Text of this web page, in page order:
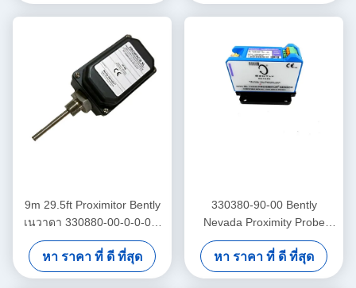
9m 29.5ft Proximitor Bently
เนวาดา 330880-00-0-0-03-
02 PROXPAC การประกอบตัว
แปลงความใกล้ชิด
หา ราคา ที่ ดี ที่สุด
330380-90-00 Bently
Nevada Proximity Probe
3300 XL เครื่องตรวจจับความ
ใกล้เคียงอุณหภูมิสูง
หา ราคา ที่ ดี ที่สุด